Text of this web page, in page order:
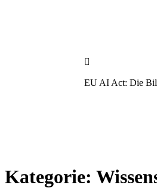

EU AI Act: Die
Kategorie: